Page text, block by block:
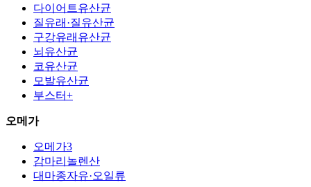
다이어트유산균
질유래·질유산균
구강유래유산균
뇌유산균
코유산균
모발유산균
부스터+
오메가
오메가3
감마리놀렌산
대마종자유·오일류